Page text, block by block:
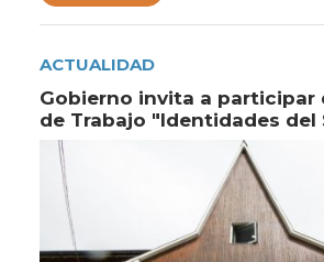
ACTUALIDAD
Gobierno invita a participar
de Trabajo "Identidades del